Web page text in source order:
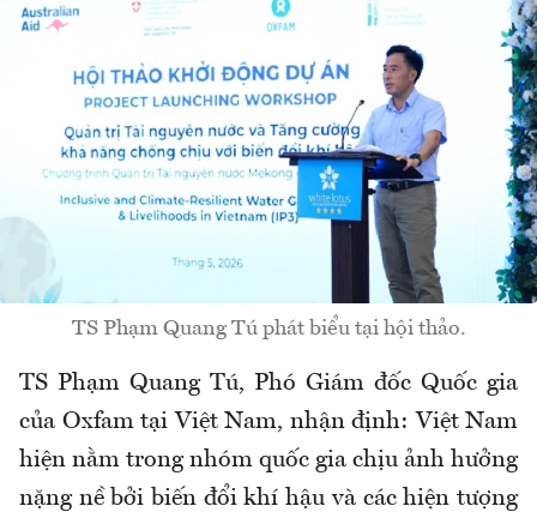
TS Phạm Quang Tú phát biểu tại hội thảo.
TS Phạm Quang Tú, Phó Giám đốc Quốc gia
của Oxfam tại Việt Nam, nhận định: Việt Nam
hiện nằm trong nhóm quốc gia chịu ảnh hưởng
nặng nề bởi biến đổi khí hậu và các hiện tượng